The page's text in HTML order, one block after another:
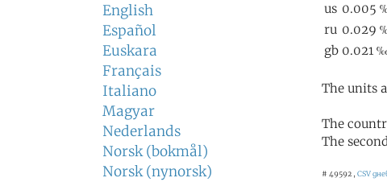
English
Español
Euskara
Français
Italiano
Magyar
Nederlands
Norsk (bokmål)
Norsk (nynorsk)
The units
The
The
# 49592 , CSV